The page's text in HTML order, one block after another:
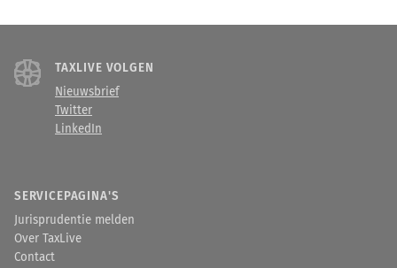
TAXLIVE VOLGEN
Nieuwsbrief
Twitter
LinkedIn
SERVICEPAGINA'S
Jurisprudentie melden
Over TaxLive
Contact